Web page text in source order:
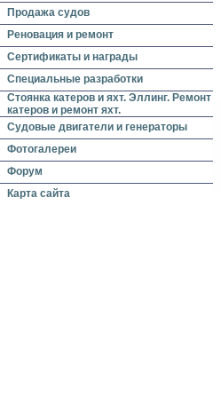
Продажа судов
Реновация и ремонт
Сертификаты и награды
Специальные разработки
Стоянка катеров и яхт. Эллинг. Ремонт
катеров и ремонт яхт.
Судовые двигатели и генераторы
Фотогалереи
Форум
Карта сайта